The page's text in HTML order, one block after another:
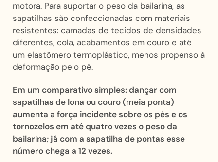
motora. Para suportar o peso da bailarina, as
sapatilhas são confeccionadas com materiais
resistentes: camadas de tecidos de densidades
diferentes, cola, acabamentos em couro e até
um elastômero termoplástico, menos propenso à
deformação pelo pé.
Em um comparativo simples: dançar com
sapatilhas de lona ou couro (meia ponta)
aumenta a força incidente sobre os pés e os
tornozelos em até quatro vezes o peso da
bailarina; já com a sapatilha de pontas esse
número chega a 12 vezes.